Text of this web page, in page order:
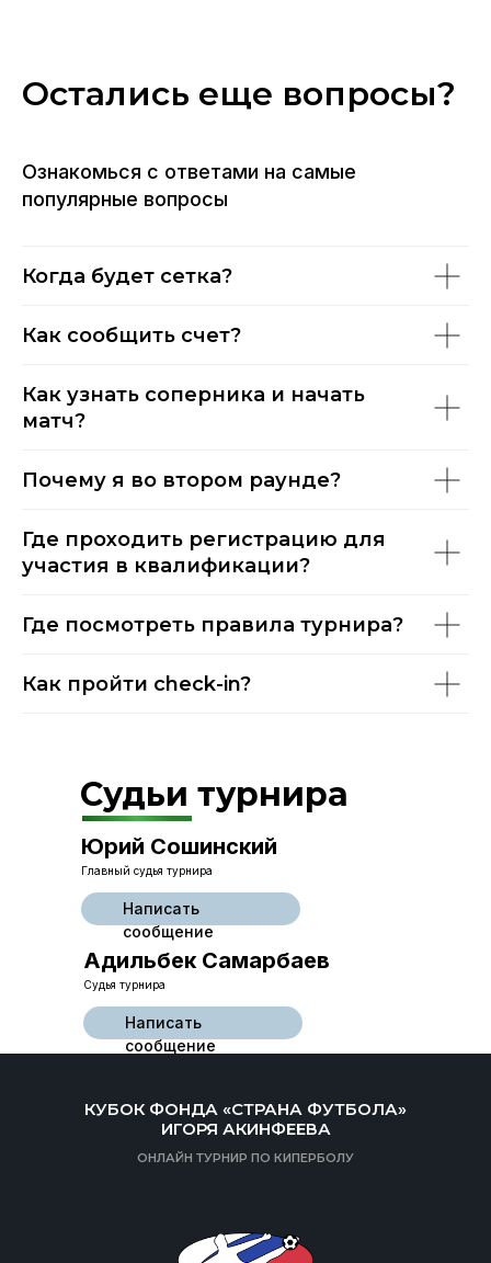
Остались еще вопросы?
Ознакомься с ответами на самые
популярные вопросы
Когда будет сетка?
Как сообщить счет?
Как узнать соперника и начать
матч?
Почему я во втором раунде?
Где проходить регистрацию для
участия в квалификации?
Где посмотреть правила турнира?
Как пройти check-in?
Судьи турнира
Юрий Сошинский
Главный судья турнира
Написать
сообщение
Адильбек Самарбаев
Судья турнира
Написать
сообщение
КУБОК ФОНДА «СТРАНА ФУТБОЛА»
ИГОРЯ АКИНФЕЕВА
ОНЛАЙН ТУРНИР ПО КИПЕРБОЛУ